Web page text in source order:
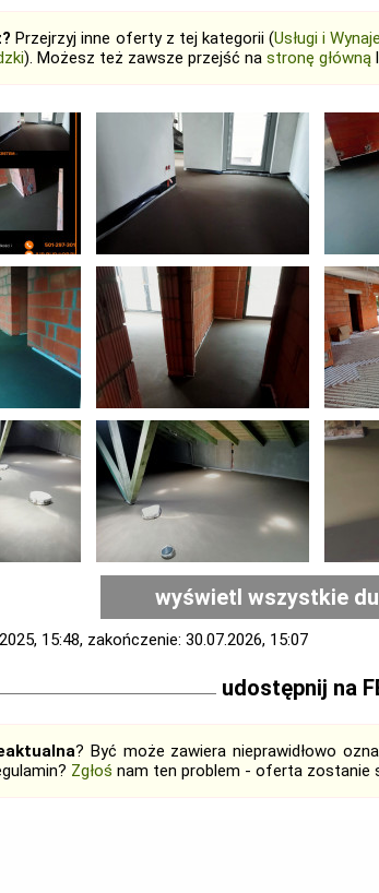
Przejrzyj inne oferty z tej kategorii (Usługi i
). Możesz też zawsze przejść na stronę główną
wyświetl wszystkie
15:48, zakończenie: 30.07.2026, 15:07
udostępnij na
? Być może zawiera nieprawidłowo
Zgłoś nam ten problem - oferta zostanie